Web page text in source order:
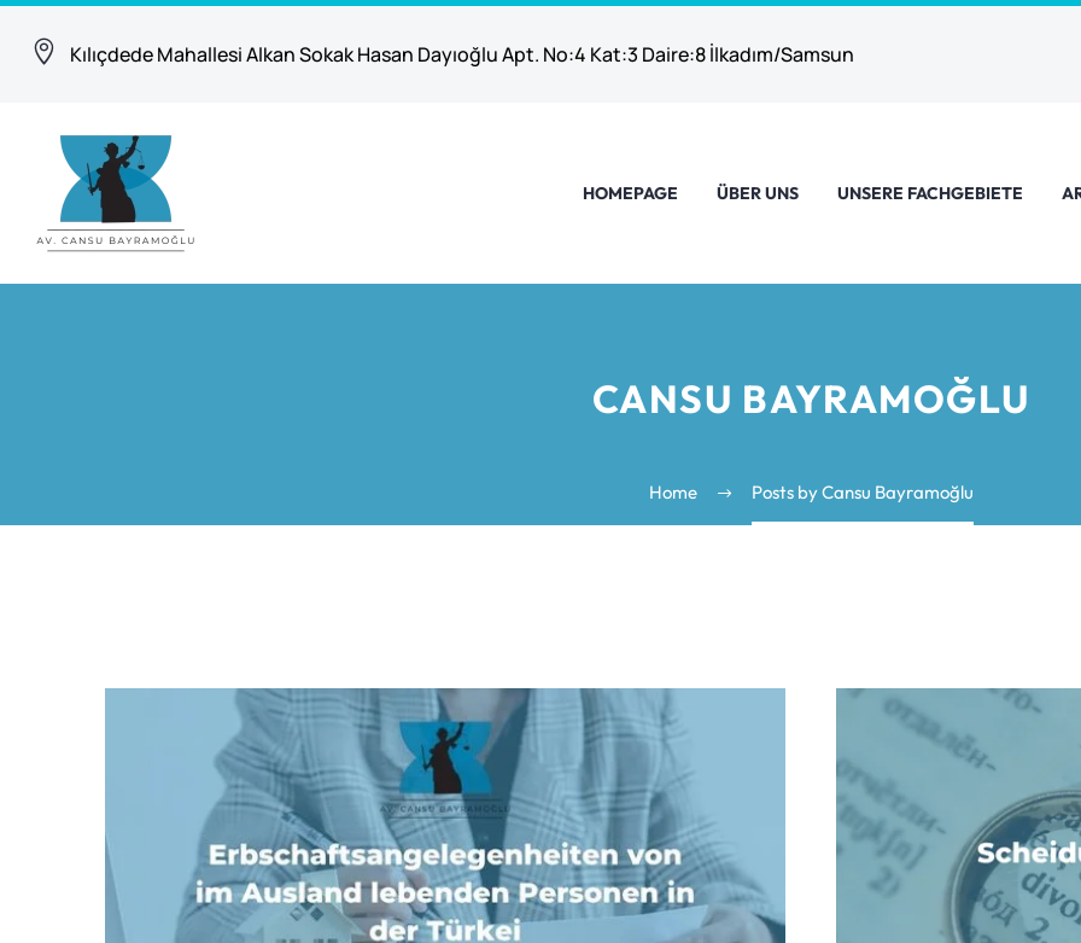
Kılıçdede Mahallesi Alkan Sokak Hasan Dayıoğlu Apt. No:4 Kat:3 Daire:8 İlkadım/Samsun
HOMEPAGE ÜBER UNS UNSERE FACHGEBIETE
CANSU BAYRAMOĞLU
Home Posts by Cansu Bayramoğlu